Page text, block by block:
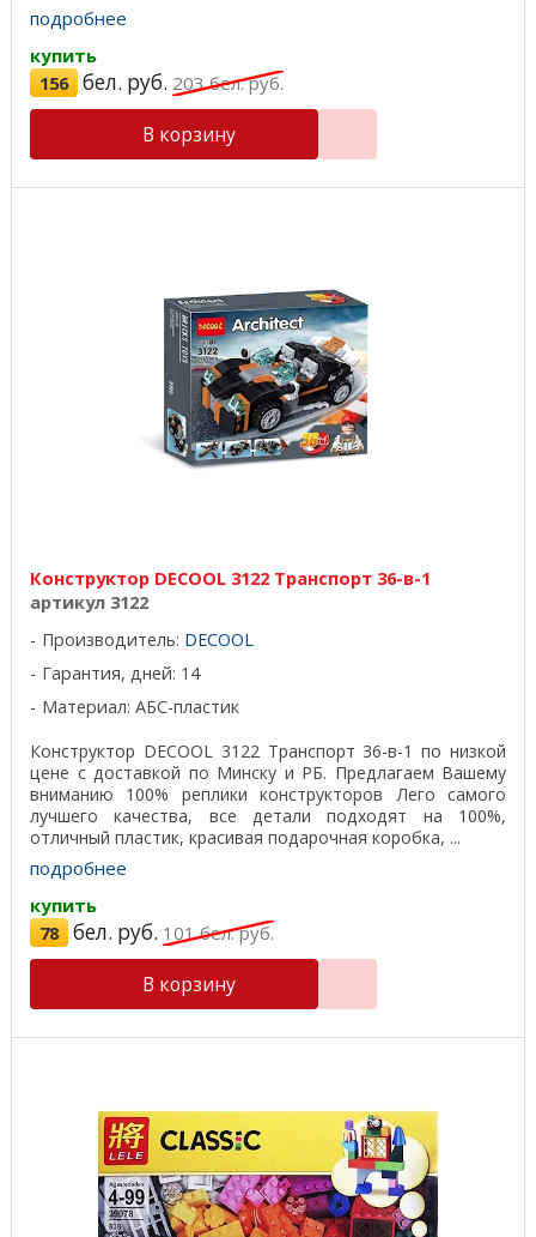
подробнее
купить
156 бел. руб. 203бел. руб.
В корзину
Конструктор DECOOL 3122 Транспорт 36-в-1
артикул 3122
Производитель: DECOOL
Гарантия, дней: 14
Материал: АБС-пластик
Конструктор DECOOL 3122 Транспорт 36-в-1 по низкой
цене с доставкой по Минску и РБ. Предлагаем Вашему
вниманию 100% реплики конструкторов Лего самого
лучшего качества, все детали подходят на 100%,
отличный пластик, красивая подарочная коробка, ...
подробнее
купить
78 бел. руб. 101бел. руб.
В корзину